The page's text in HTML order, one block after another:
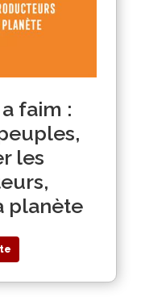
faim :
les
planète